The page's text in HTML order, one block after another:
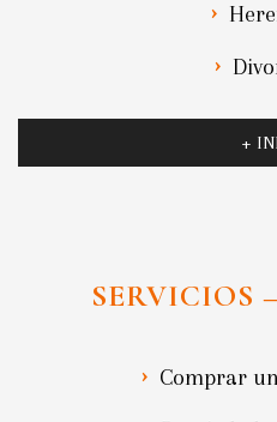
+
SERVICIOS
Comprar